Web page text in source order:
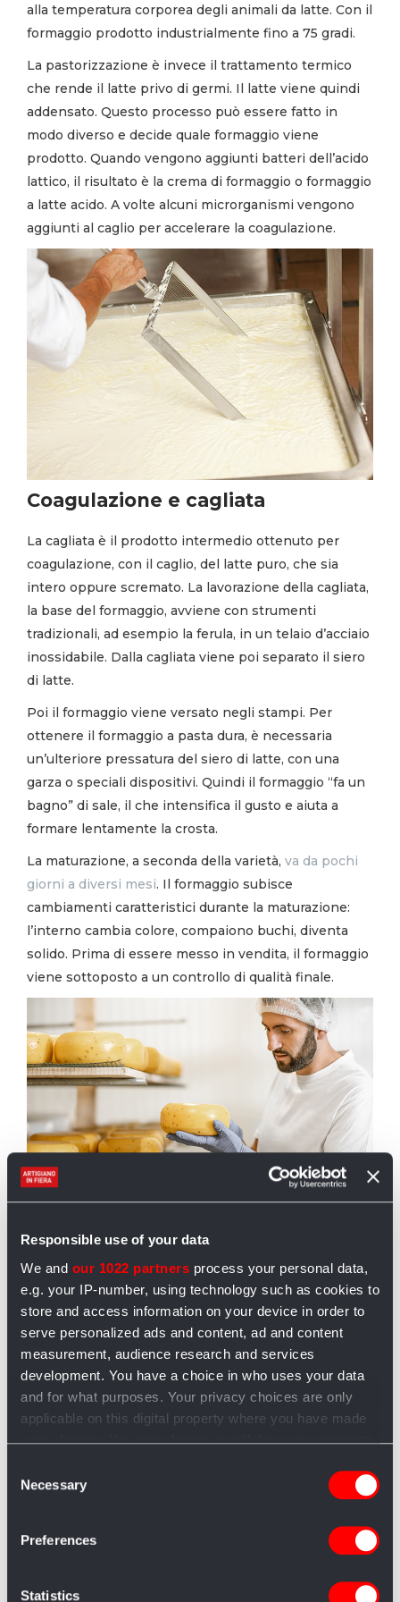
Responsible use of your data
We and our 1022 partners process your personal data,
e.g. your IP-number, using technology such as cookies to
store and access information on your device in order to
serve personalized ads and content, ad and content
measurement, audience research and services
development. You have a choice in who uses your data
and for what purposes. Your privacy choices are only
applicable on this digital property where you have made
your choices. You can change or withdraw your consent
the Privacy trigger icon.
Collect information about your geographical
meters
Selection
Necessary
Preferences
Statistics
alla temperatura corporea degli animali da latte. Con il
formaggio prodotto industrialmente fino a 75 gradi.
La pastorizzazione è invece il trattamento termico
che rende il latte privo di germi. Il latte viene quindi
addensato. Questo processo può essere fatto in
modo diverso e decide quale formaggio viene
prodotto. Quando vengono aggiunti batteri dell’acido
lattico, il risultato è la crema di formaggio o formaggio
a latte acido. A volte alcuni microrganismi vengono
aggiunti al caglio per accelerare la coagulazione.
Coagulazione e cagliata
La cagliata è il prodotto intermedio ottenuto per
coagulazione, con il caglio, del latte puro, che sia
intero oppure scremato. La lavorazione della cagliata,
la base del formaggio, avviene con strumenti
tradizionali, ad esempio la ferula, in un telaio d’acciaio
inossidabile. Dalla cagliata viene poi separato il siero
di latte.
Poi il formaggio viene versato negli stampi. Per
ottenere il formaggio a pasta dura, è necessaria
un’ulteriore pressatura del siero di latte, con una
garza o speciali dispositivi. Quindi il formaggio “fa un
bagno” di sale, il che intensifica il gusto e aiuta a
formare lentamente la crosta.
La maturazione, a seconda della varietà, va da pochi
giorni a diversi mesi. Il formaggio subisce
cambiamenti caratteristici durante la maturazione:
l’interno cambia colore, compaiono buchi, diventa
solido. Prima di essere messo in vendita, il formaggio
viene sottoposto a un controllo di qualità finale.
La produzione del formaggio in
breve
✓ Il formaggio fa parte della dieta umana da migliaia
di anni.
✓ Il latte più i batteri dell’acido lattico producono
formaggio di latte fresco o acido.
✓ La produzione di formaggi si divide in genere in
due grandi famiglie, a pasta dura e a pasta molle.
C’è una grande